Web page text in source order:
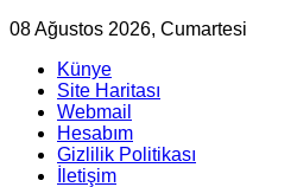
08 Ağustos 2026, Cumartesi
Künye
Site Haritası
Webmail
Hesabım
Gizlilik Politikası
İletişim